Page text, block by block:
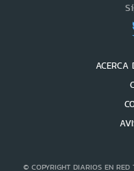
ACERCA
© COPYRIGHT DIARIOS EN RED